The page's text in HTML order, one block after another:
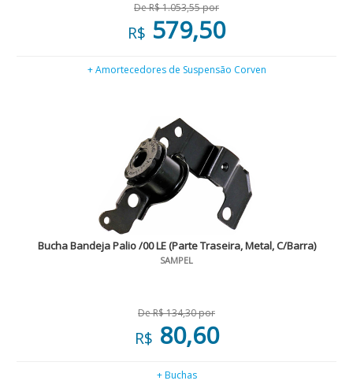
De R$ 1.053,55 por
R$ 579,50
+ Amortecedores de Suspensão Corven
Bucha Bandeja Palio /00 LE (Parte Traseira, Metal, C/Barra)
SAMPEL
De R$ 134,30 por
R$ 80,60
+ Buchas